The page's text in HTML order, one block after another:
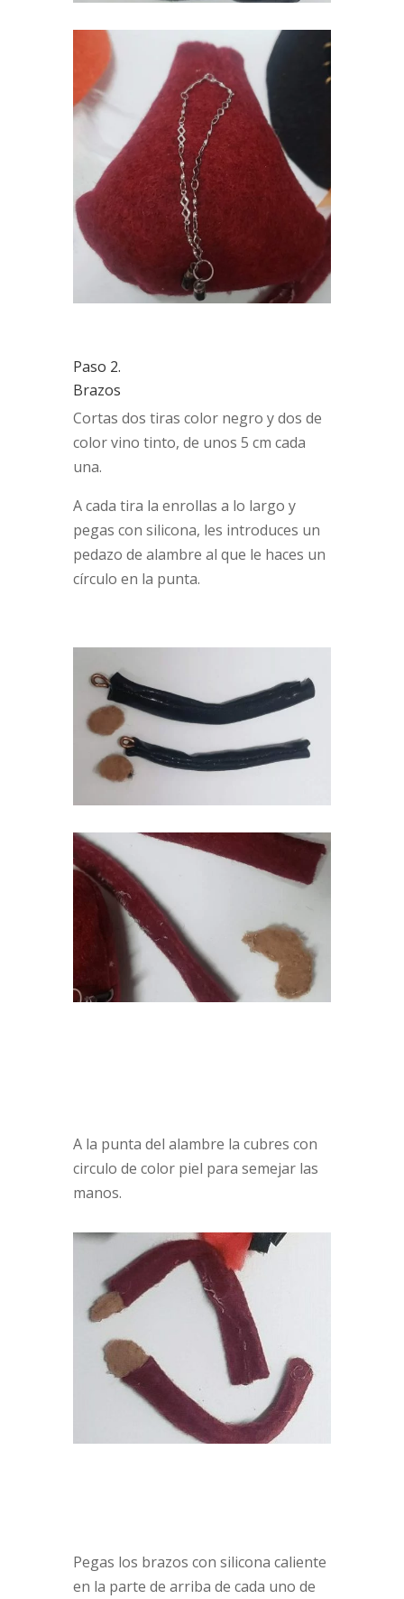
Paso 2.
Brazos
Cortas dos tiras color negro y dos de
color vino tinto, de unos 5 cm cada
una.
A cada tira la enrollas a lo largo y
pegas con silicona, les introduces un
pedazo de alambre al que le haces un
círculo en la punta.
A la punta del alambre la cubres con
circulo de color piel para semejar las
manos.
Pegas los brazos con silicona caliente
en la parte de arriba de cada uno de